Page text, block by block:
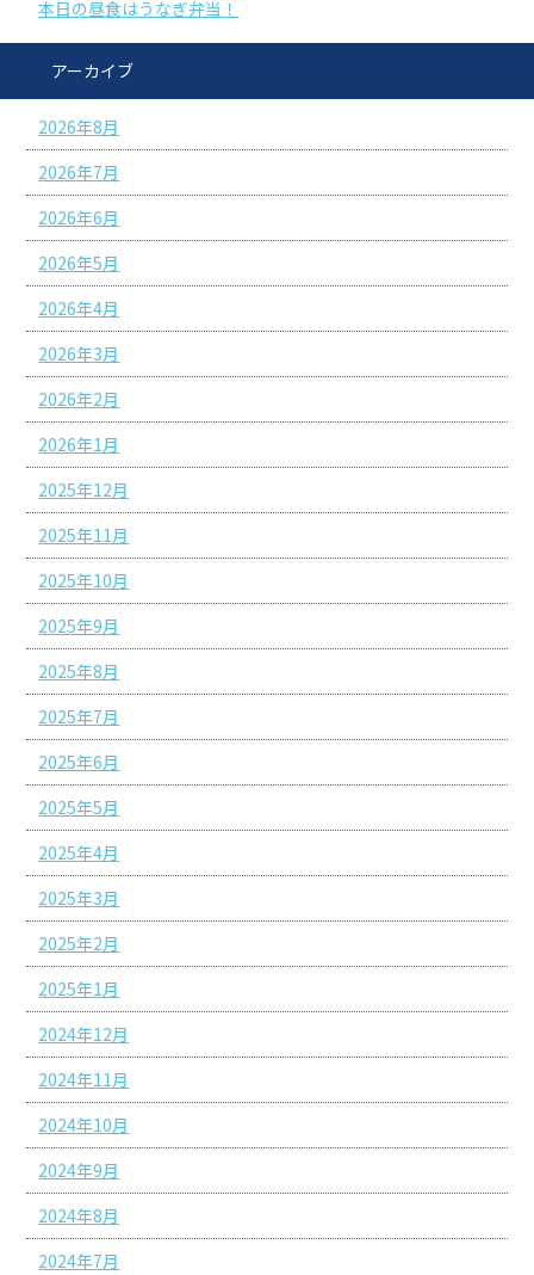
本日の昼食はうなぎ弁当！
アーカイブ
2026年8月
2026年7月
2026年6月
2026年5月
2026年4月
2026年3月
2026年2月
2026年1月
2025年12月
2025年11月
2025年10月
2025年9月
2025年8月
2025年7月
2025年6月
2025年5月
2025年4月
2025年3月
2025年2月
2025年1月
2024年12月
2024年11月
2024年10月
2024年9月
2024年8月
2024年7月